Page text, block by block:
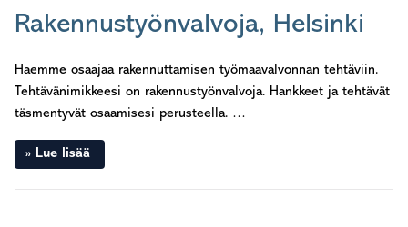
Rakennustyönvalvoja, Helsinki
Haemme osaajaa rakennuttamisen työmaavalvonnan tehtäviin.
Tehtävänimikkeesi on rakennustyönvalvoja. Hankkeet ja tehtävät
täsmentyvät osaamisesi perusteella. …
Lue lisää